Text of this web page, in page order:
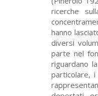
ricerche
hanno
diversi
parte nel
riguardano
particolare,